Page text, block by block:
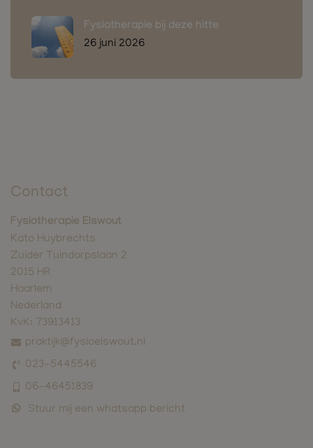
Fysiotherapie bij deze hitte
26 juni 2026
Contact
Fysiotherapie Elswout
Kato Huybrechts
Zuider Tuindorpslaan 2
2015 HR
Haarlem
Nederland
praktijk@fysioelswout.nl
023-5445546
06-46451839
Stuur mij een whatsapp bericht
KvK: 73913413